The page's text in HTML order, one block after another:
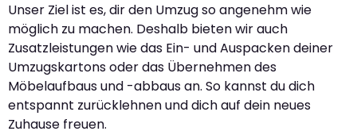
Unser Ziel ist es, dir den Umzug so angenehm wie
möglich zu machen. Deshalb bieten wir auch
Zusatzleistungen wie das Ein- und Auspacken deiner
Umzugskartons oder das Übernehmen des
Möbelaufbaus und -abbaus an. So kannst du dich
entspannt zurücklehnen und dich auf dein neues
Zuhause freuen.